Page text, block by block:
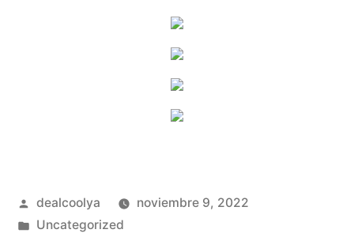
Publicado
por
dealcoolya
noviembre 9, 2022
Publicado
Uncategorized